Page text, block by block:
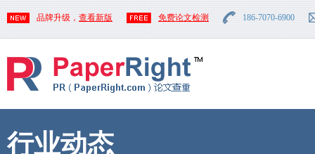
品牌升级， 查看新版 免费论文检测 186-7070-6900
行业动态